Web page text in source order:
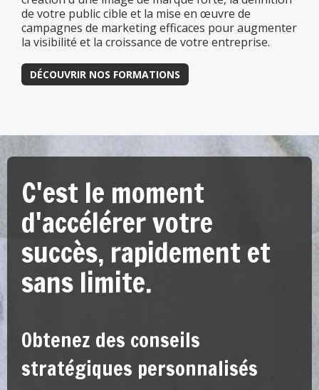
de votre public cible et la mise en œuvre de
campagnes de marketing efficaces pour augmenter
la visibilité et la croissance de votre entreprise.
DÉCOUVRIR NOS FORMATIONS
C'est le moment
d'accélérer votre
succès, rapidement et
sans limite.
Obtenez des conseils
stratégiques personnalisés